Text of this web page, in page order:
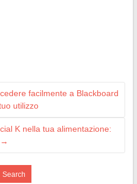
facilmente a Blackboard
utilizzo
K nella tua alimentazione:
→
Search